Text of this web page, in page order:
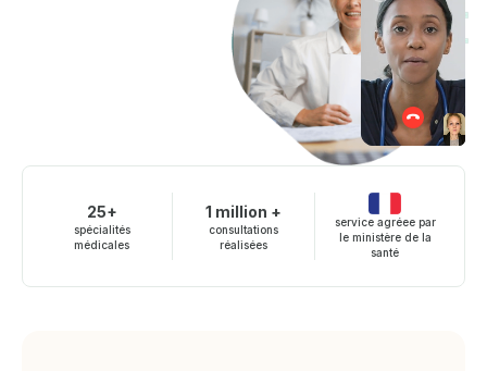
25+
spécialités
médicales
1 million +
consultations
réalisées
service agréee par
le ministère de la
santé